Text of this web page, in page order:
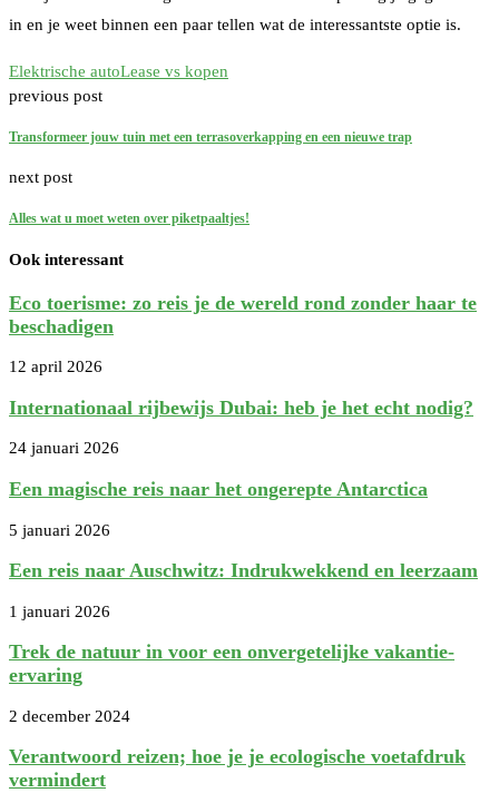
in en je weet binnen een paar tellen wat de interessantste optie is.
Elektrische autoLease vs kopen
previous post
Transformeer jouw tuin met een terrasoverkapping en een nieuwe trap
next post
Alles wat u moet weten over piketpaaltjes!
Ook interessant
Eco toerisme: zo reis je de wereld rond zonder haar te
beschadigen
12 april 2026
Internationaal rijbewijs Dubai: heb je het echt nodig?
24 januari 2026
Een magische reis naar het ongerepte Antarctica
5 januari 2026
Een reis naar Auschwitz: Indrukwekkend en leerzaam
1 januari 2026
Trek de natuur in voor een onvergetelijke vakantie-
ervaring
2 december 2024
Verantwoord reizen; hoe je je ecologische voetafdruk
vermindert